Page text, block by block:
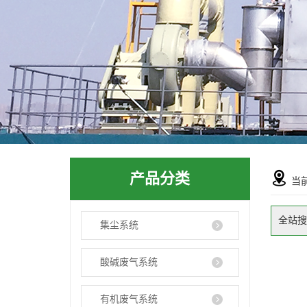
产品分类
集尘系统
酸碱废气系统
有机废气系统
当
全站